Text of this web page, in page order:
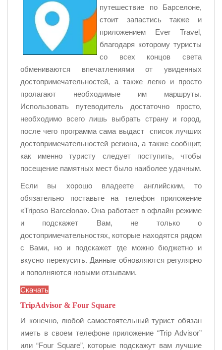
путешествие по Барселоне,
стоит запастись также и
приложением Ever Travel,
благодаря которому туристы
со всех концов света
обмениваются впечатлениями от увиденных
достопримечательностей, а также легко и просто
пролагают необходимые им маршруты.
Использовать путеводитель достаточно просто,
необходимо всего лишь выбрать страну и город,
после чего программа сама выдаст список лучших
достопримечательностей региона, а также сообщит,
как именно туристу следует поступить, чтобы
посещение памятных мест было наиболее удачным.
Если вы хорошо владеете английским, то
обязательно поставьте на телефон приложение
«Triposo Barcelona». Она работает в офлайн режиме
и подскажет Вам, не только о
достопримечательностях, которые находятся рядом
с Вами, но и подскажет где можно бюджетно и
вкусно перекусить. Данные обновляются регулярно
и пополняются новыми отзывами.
Скачать
TripAdvisor & Four Square
И конечно, любой самостоятельный турист обязан
иметь в своем телефоне приложение “Trip Advisor”
или “Four Square”, которые подскажут вам лучшие